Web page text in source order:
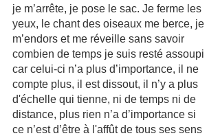
je m’arrête, je pose le sac. Je ferme les
yeux, le chant des oiseaux me berce, je
m’endors et me réveille sans savoir
combien de temps je suis resté assoupi
car celui-ci n’a plus d’importance, il ne
compte plus, il est dissout, il n’y a plus
d'échelle qui tienne, ni de temps ni de
distance, plus rien n’a d’importance si
ce n’est d’être à l'affût de tous ses sens